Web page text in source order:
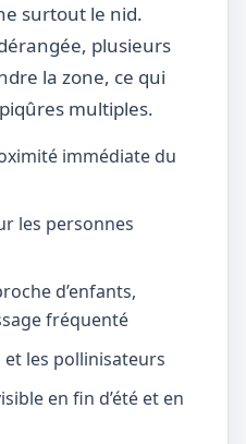
surtout le nid.
plusieurs
la zone, ce qui
multiples.
immédiate du
les personnes
d’enfants,
fréquenté
les pollinisateurs
en fin d’été et en